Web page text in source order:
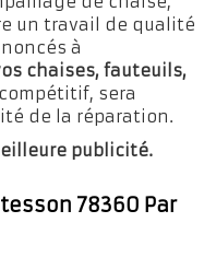
un travail de qualité
à
chaises, fauteuils,
sera
de la réparation.
publicité.
78360 Par